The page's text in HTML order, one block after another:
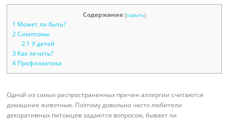
Содержание [скрыть]
1 Может ли быть?
2 Симптомы
2.1 У детей
3 Как лечить?
4 Профилактика
Одной из самых распространенных причин аллергии считаются
домашние животные. Поэтому довольно часто любители
декоративных питомцев задаются вопросом, бывает ли